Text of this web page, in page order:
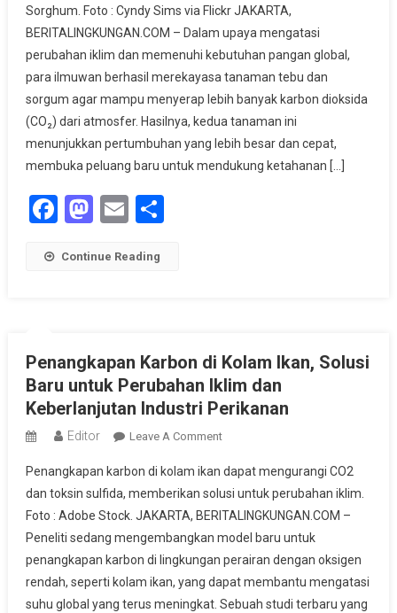
Tebu
Dan
Sorgum,
Solusi
Baru
Untuk
Serap
Lebih
Sorghum. Foto : Cyndy Sims via Flickr JAKARTA,
BERITALINGKUNGAN.COM – Dalam upaya mengatasi
perubahan iklim dan memenuhi kebutuhan pangan global,
para ilmuwan berhasil merekayasa tanaman tebu dan
sorgum agar mampu menyerap lebih banyak karbon dioksida
(CO₂) dari atmosfer. Hasilnya, kedua tanaman ini
menunjukkan pertumbuhan yang lebih besar dan cepat,
membuka peluang baru untuk mendukung ketahanan […]
Facebook
Mastodon
EmailShare
Continue Reading
Penangkapan Karbon di Kolam Ikan, Solusi
Baru untuk Perubahan Iklim dan
Keberlanjutan Industri Perikanan
Editor Leave A CommentOn
Karbon
Di
Kolam
Ikan,
Solusi
Baru
Untuk
Penangkapan karbon di kolam ikan dapat mengurangi CO2
dan toksin sulfida, memberikan solusi untuk perubahan iklim.
Foto : Adobe Stock. JAKARTA, BERITALINGKUNGAN.COM –
Peneliti sedang mengembangkan model baru untuk
penangkapan karbon di lingkungan perairan dengan oksigen
rendah, seperti kolam ikan, yang dapat membantu mengatasi
suhu global yang terus meningkat. Sebuah studi terbaru yang